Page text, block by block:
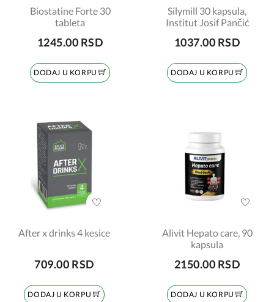
Biostatine Forte 30
tableta
1245.00 RSD
DODAJ U KORPU
Silymill 30 kapsula,
Institut Josif Pančić
1037.00 RSD
DODAJ U KORPU
After x drinks 4 kesice
709.00 RSD
DODAJ U KORPU
Alivit Hepato care, 90
kapsula
2150.00 RSD
DODAJ U KORPU